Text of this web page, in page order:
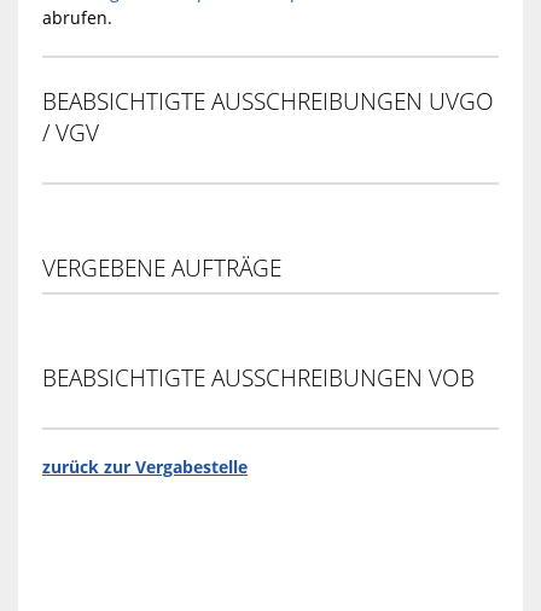
abrufen.
BEABSICHTIGTE AUSSCHREIBUNGEN UVGO
/ VGV
VERGEBENE AUFTRÄGE
BEABSICHTIGTE AUSSCHREIBUNGEN VOB
zurück zur Vergabestelle